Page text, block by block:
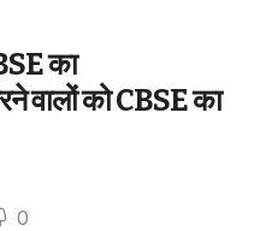
का
वालों को CBSE का
0